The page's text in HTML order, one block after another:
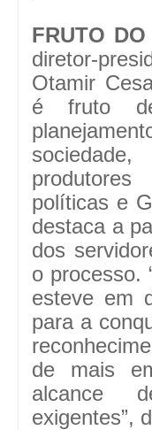
FRUTO
diretor-
Otamir
é fruto
políticas e
destaca a
dos
o processo.
esteve em
para a
de mais
alcance
exigentes”,